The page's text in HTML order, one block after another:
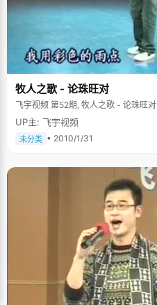
牧人之歌 - 论珠旺对
飞宇视频 第52期, 牧人之歌 - 论珠旺对
UP主: 飞宇视频
未分类 • 2010/1/31